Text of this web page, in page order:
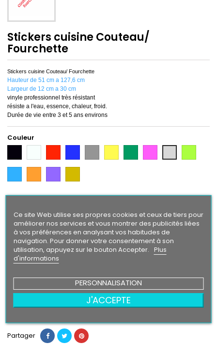
Stickers cuisine Couteau/
Fourchette
Stickers cuisine Couteau/ Fourchette
Hauteur de 51 cm a 127,6 cm
Largeur de 12 cm a 30 cm
vinyle professionnel très résistant
résiste a l'eau, essence, chaleur, froid.
Durée de vie entre 3 et 5 ans environs
Couleur
ArgentCitron
Intense
Brillant
Mat
Taille
8,90 €
 Ajouter au panier
Partager
Ce site Web utilise ses propres cookies et ceux de tiers pour
améliorer nos services et vous montrer des publicités liées
à vos préférences en analysant vos habitudes de
navigation. Pour donner votre consentement à son
utilisation, appuyez sur le bouton Accepter. Plus
d'informations
PERSONNALISATION
J'ACCEPTE